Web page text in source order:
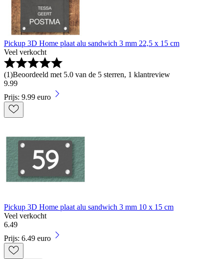
Pickup 3D Home plaat alu sandwich 3 mm 22,5 x 15 cm
Veel verkocht
(1)Beoordeeld met 5.0 van de 5 sterren, 1 klantreview
9.99
Prijs: 9.99 euro
Pickup 3D Home plaat alu sandwich 3 mm 10 x 15 cm
Veel verkocht
6.49
Prijs: 6.49 euro